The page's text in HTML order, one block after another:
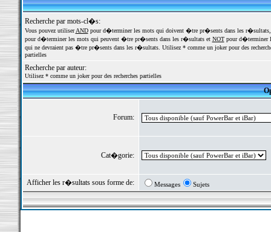
Recherche par mots-cl�s:
Vous pouvez utiliserANDpour d�terminer les mots qui doivent �tre pr�sents dans les
pour d�terminer les mots qui peuvent �tre pr�sents dans les r�sultats et NOTpour d�terminer
qui ne devraient pas �tre pr�sents dans les r�sultats. Utilisez * comme un joker pour des
partielles
Recherche par auteur:
Utilisez * comme un joker pour des recherches partielles
Forum:
Cat�gorie:
Afficher les r�sultats sous forme de: Messages Sujets